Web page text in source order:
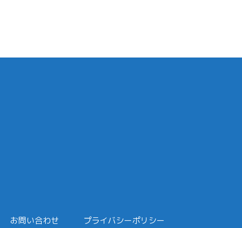
お問い合わせ プライバシーポリシー